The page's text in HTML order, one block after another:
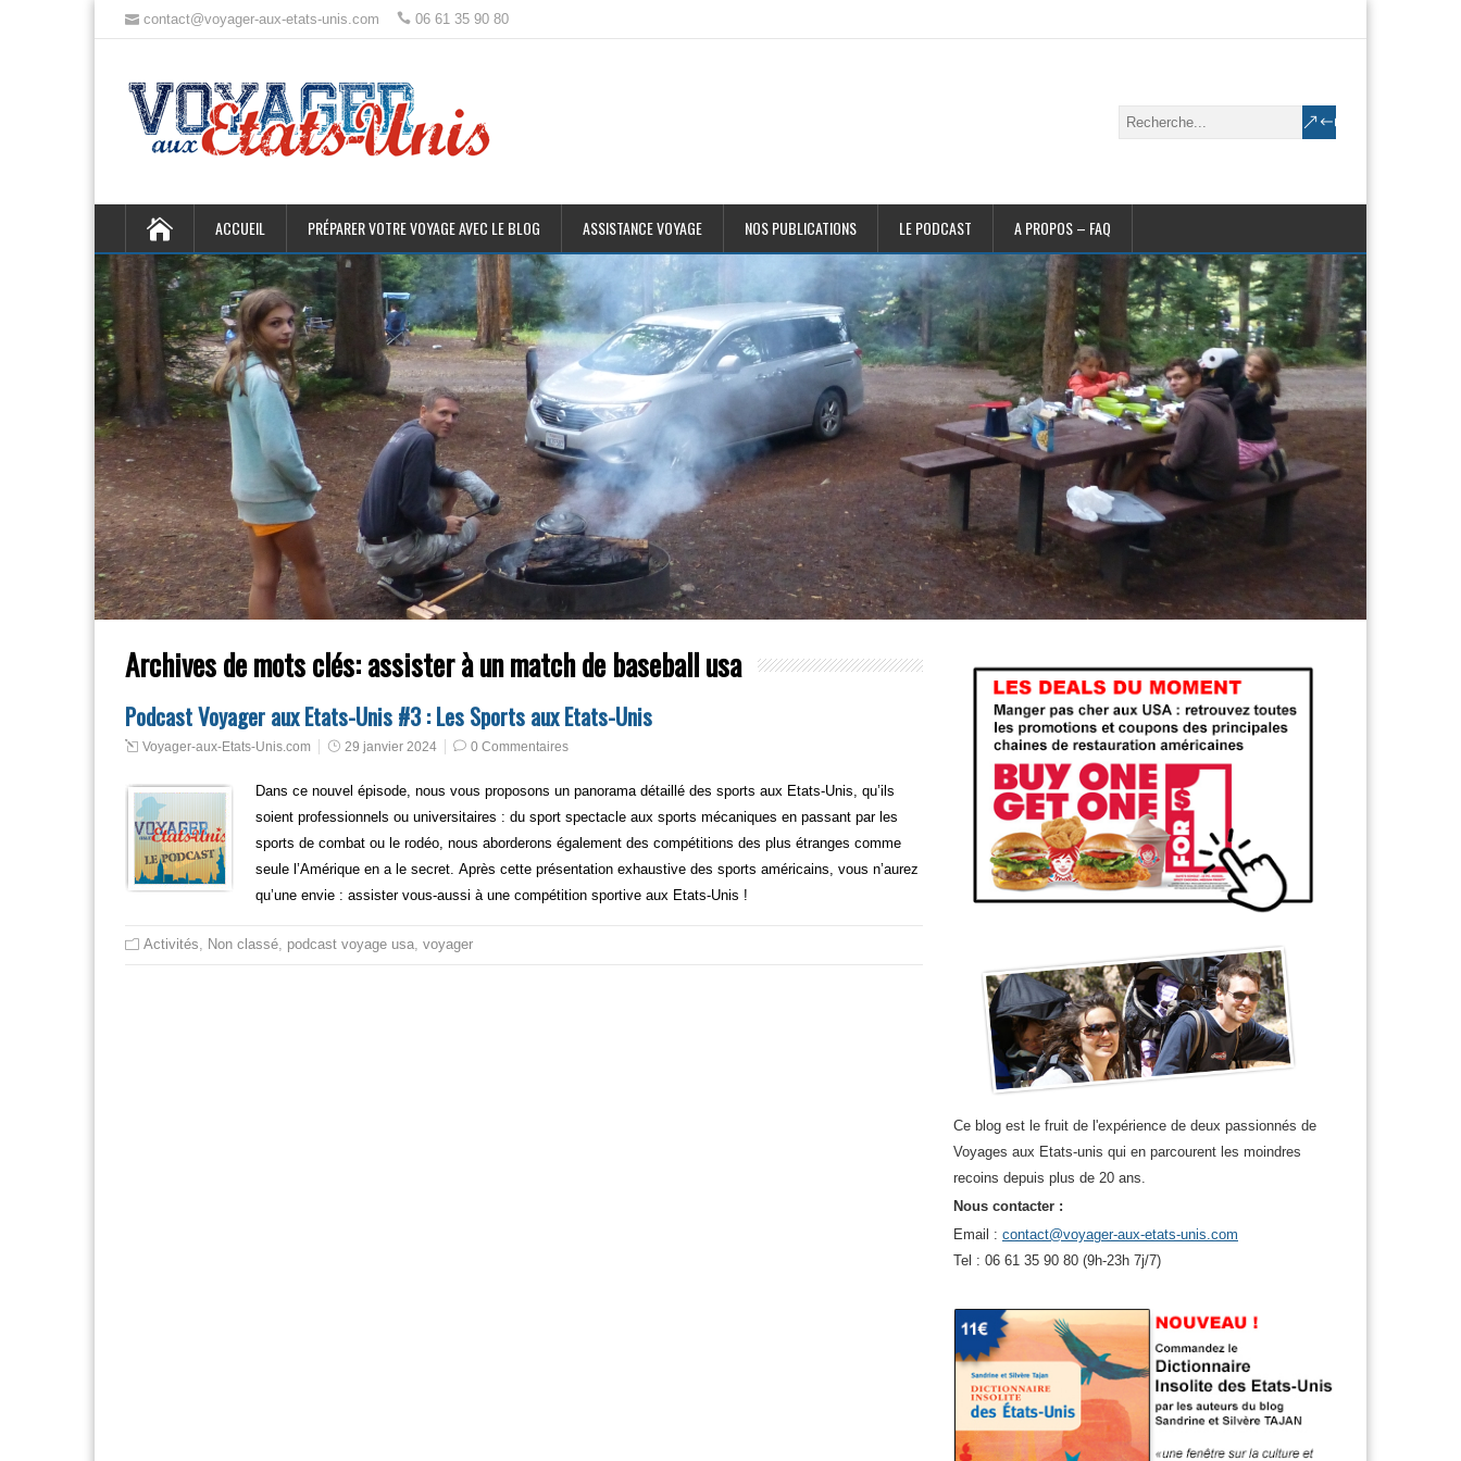
contact@voyager-aux-etats-unis.com 06 61 35 90 80
ACCUEIL PRÉPARER VOTRE VOYAGE AVEC LE BLOG ASSISTANCE VOYAGE NOS PUBLICATIONS LE PODCAST A PROPOS – FAQ
Archives de mots clés:assister à un match de baseball usa
Podcast Voyager aux Etats-Unis #3 : Les Sports aux Etats-Unis
Voyager-aux-Etats-Unis.com 29 janvier 2024 0 Commentaires
Dans ce nouvel épisode, nous vous proposons un panorama détaillé des sports aux Etats-Unis, qu’ils
soient professionnels ou universitaires : du sport spectacle aux sports mécaniques en passant par les
sports de combat ou le rodéo, nous aborderons également des compétitions des plus étranges comme
seule l’Amérique en a le secret. Après cette présentation exhaustive des sports américains, vous n’aurez
qu’une envie : assister vous-aussi à une compétition sportive aux Etats-Unis !
Activités, Non classé, podcast voyage usa, voyager
Ce blog est le fruit de l'expérience de deux passionnés de
Voyages aux Etats-unis qui en parcourent les moindres
recoins depuis plus de 20 ans.
Nous contacter :
Email : contact@voyager-aux-etats-unis.com
Tel : 06 61 35 90 80 (9h-23h 7j/7)